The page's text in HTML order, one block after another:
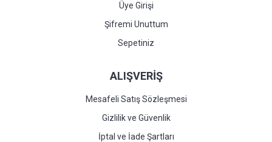
Üye Girişi
Şifremi Unuttum
Sepetiniz
ALIŞVERİŞ
Mesafeli Satış Sözleşmesi
Gizlilik ve Güvenlik
İptal ve İade Şartları